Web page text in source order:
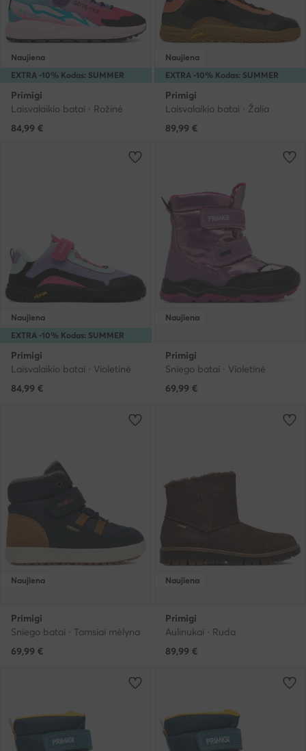
EXTRA -10% Kodas: SUMMER
Naujiena
Primigi
Laisvalaikio batai · Rožinė
84,99 €
EXTRA -10% Kodas: SUMMER
Naujiena
Primigi
Laisvalaikio batai · Žalia
89,99 €
EXTRA -10% Kodas: SUMMER
Naujiena
Primigi
Laisvalaikio batai · Violetinė
84,99 €
Naujiena
Primigi
Sniego batai · Violetinė
69,99 €
Naujiena
Primigi
Sniego batai · Tamsiai mėlyna
69,99 €
Naujiena
Primigi
Aulinukai · Ruda
89,99 €